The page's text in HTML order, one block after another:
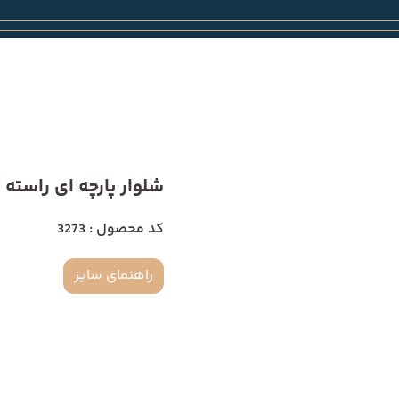
شلوار پارچه ای راسته 3273
کد محصول : 3273
راهنمای سایز